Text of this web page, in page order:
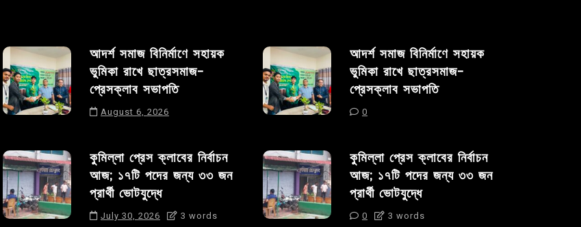
আদর্শ সমাজ বিনির্মাণে সহায়ক
ভুমিকা রাখে ছাত্রসমাজ-
প্রেসক্লাব সভাপতি
August 6, 2026
কুমিল্লা প্রেস ক্লাবের নির্বাচন
আজ; ১৭টি পদের জন্য ৩৩ জন
প্রার্থী ভোটযুদ্ধে
July 30, 2026 3 words
আদর্শ সমাজ বিনির্মাণে সহায়ক
ভুমিকা রাখে ছাত্রসমাজ-
প্রেসক্লাব সভাপতি
0
কুমিল্লা প্রেস ক্লাবের নির্বাচন
আজ; ১৭টি পদের জন্য ৩৩ জন
প্রার্থী ভোটযুদ্ধে
0 3 words